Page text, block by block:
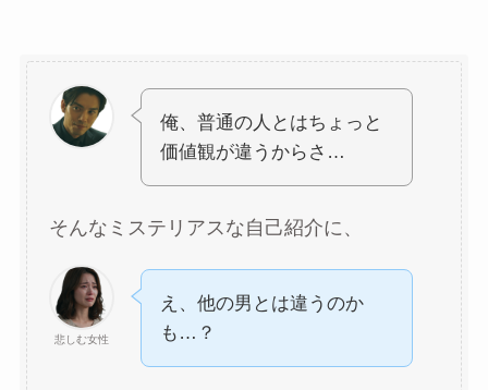
俺、普通の人とはちょっと
価値観が違うからさ…
そんなミステリアスな自己紹介に、
悲しむ女性
え、他の男とは違うのか
も…？